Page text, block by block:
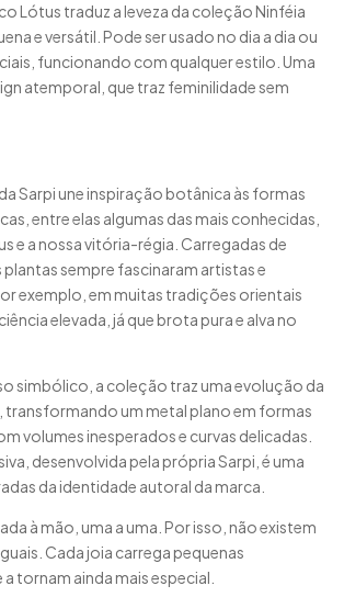
Lótus traduz a leveza da coleção Ninféia
e versátil. Pode ser usado no dia a dia ou
funcionando com qualquer estilo. Uma
atemporal, que traz feminilidade sem
Sarpi une inspiração botânica às formas
entre elas algumas das mais conhecidas,
e a nossa vitória-régia. Carregadas de
sempre fascinaram artistas e
exemplo, em muitas tradições orientais
elevada, já que brota pura e alva no
simbólico, a coleção traz uma evolução da
transformando um metal plano em formas
volumes inesperados e curvas delicadas.
desenvolvida pela própria Sarpi, é uma
da identidade autoral da marca.
à mão, uma a uma. Por isso, não existem
Cada joia carrega pequenas
tornam ainda mais especial.